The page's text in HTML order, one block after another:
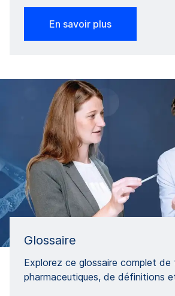
En savoir plus
Glossaire
Explorez ce glossaire complet de
pharmaceutiques, de définitions